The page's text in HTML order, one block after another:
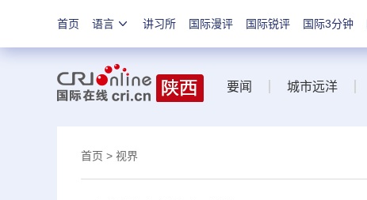
首页 语言 讲习所 国际漫评 国际锐评 国际3分钟
要闻 城市远洋
首页 > 视界